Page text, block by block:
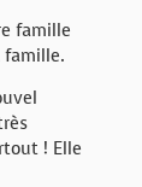
famille
famille.
! Elle